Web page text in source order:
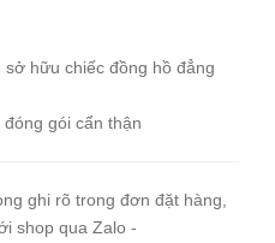
hữu chiếc đồng hồ đẳng
, đóng gói cẩn thận
ghi rõ trong đơn đặt hàng,
shop qua Zalo -